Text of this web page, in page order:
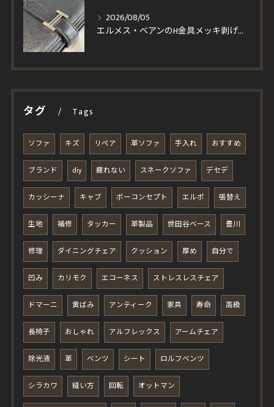
2026/08/05
エルメス・ベアンのH金具メッキ剥げを修理！一度縫製を解いて仕上げる輝く再メッキと角スレ・コバ修復事例
タグ Tags
ソファ キズ リペア 革ソファ 手入れ おすすめ
ブランド diy 疲れない スネークソファ デセデ
カッシーナ キャブ ボーコンセプト エルポ 張替え
生地 補修 タッカー 革製品 世田谷ベース 豊川
修理 ダイニングチェア クッション 厚め 自分で
凹み カリモク エコーネス ストレスレスチェア
ドマーニ 黄ばみ アンティーク 家具 寿命 高級
長椅子 おしゃれ アルフレックス アームチェア
除光液 革 ベンツ シート ロルフベンツ
シラカワ 縫い方 回転 オットマン